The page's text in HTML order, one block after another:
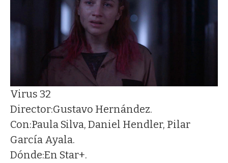
Virus 32
Director:Gustavo Hernández.
Con:Paula Silva, Daniel Hendler, Pilar
García Ayala.
Dónde:En Star+.